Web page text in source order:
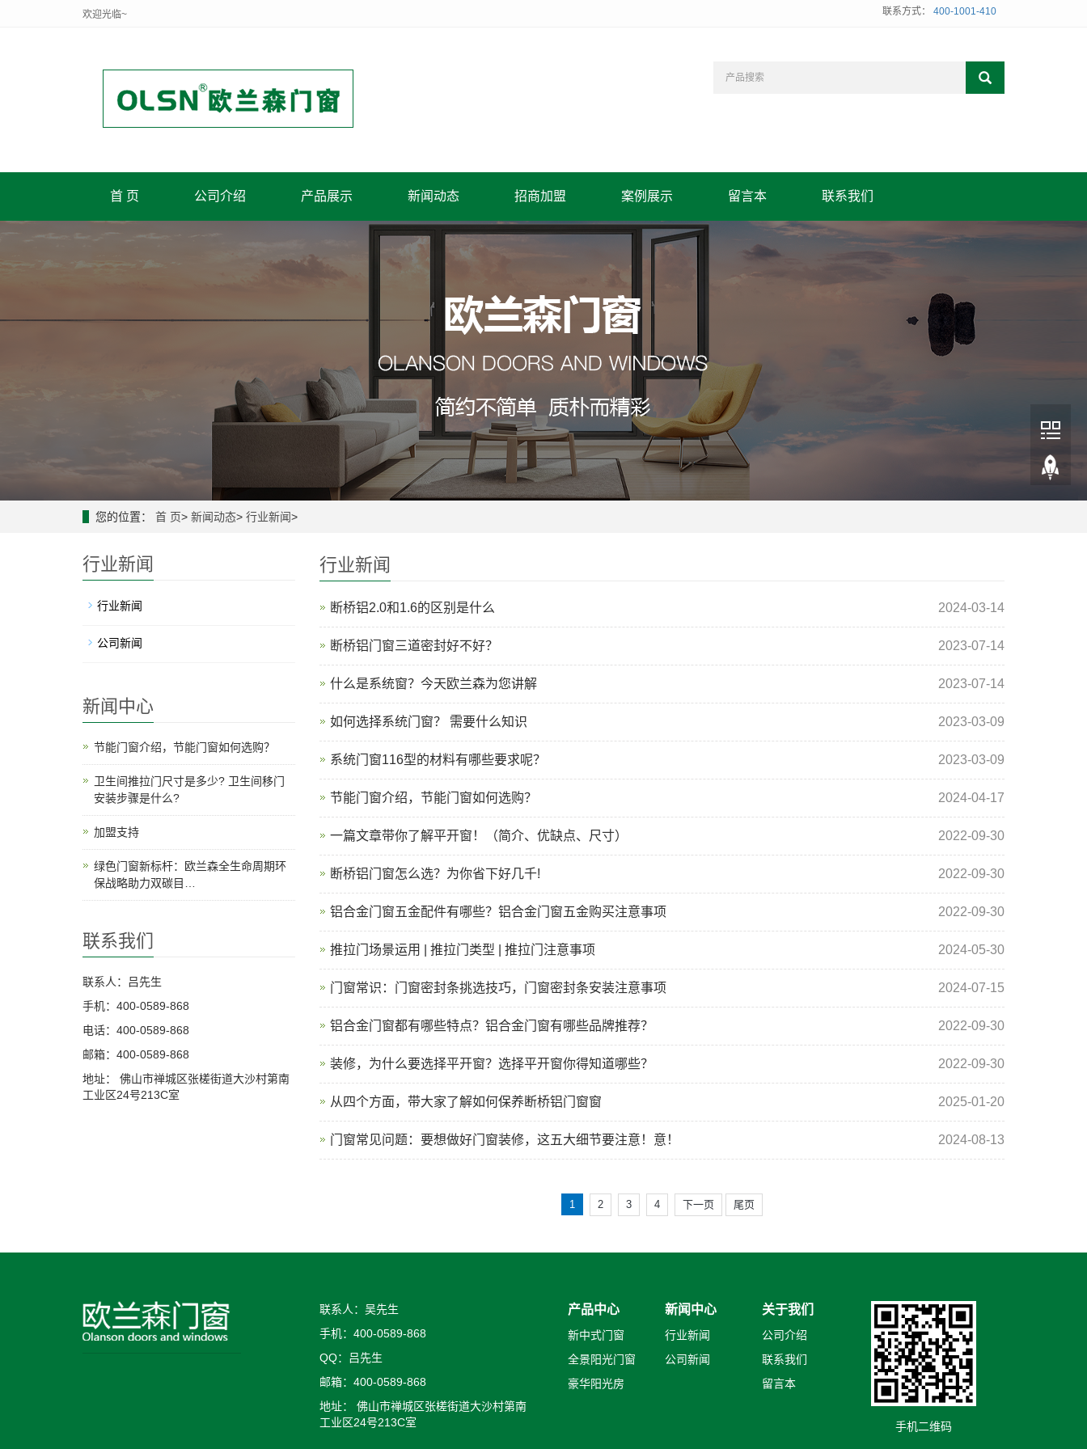
欢迎光临~ 联系方式： 400-1001-410
首 页 公司介绍 产品展示 新闻动态 招商加盟 案例展示 留言本 联系我们
您的位置： 首 页> 新闻动态> 行业新闻>
行业新闻
断桥铝2.0和1.6的区别是什么 2024-03-14
断桥铝门窗三道密封好不好？ 2023-07-14
什么是系统窗？今天欧兰森为您讲解 2023-07-14
如何选择系统门窗？ 需要什么知识 2023-03-09
系统门窗116型的材料有哪些要求呢？ 2023-03-09
节能门窗介绍，节能门窗如何选购？ 2024-04-17
一篇文章带你了解平开窗！（简介、优缺点、尺寸） 2022-09-30
断桥铝门窗怎么选？为你省下好几千! 2022-09-30
铝合金门窗五金配件有哪些？铝合金门窗五金购买注意事项 2022-09-30
推拉门场景运用 | 推拉门类型 | 推拉门注意事项 2024-05-30
门窗常识：门窗密封条挑选技巧，门窗密封条安装注意事项 2024-07-15
铝合金门窗都有哪些特点？铝合金门窗有哪些品牌推荐？ 2022-09-30
装修，为什么要选择平开窗？选择平开窗你得知道哪些？ 2022-09-30
从四个方面，带大家了解如何保养断桥铝门窗窗 2025-01-20
门窗常见问题：要想做好门窗装修，这五大细节要注意！意！ 2024-08-13
1 2 3 4 下一页 尾页
行业新闻
行业新闻
公司新闻
新闻中心
节能门窗介绍，节能门窗如何选购？
卫生间推拉门尺寸是多少? 卫生间移门
安装步骤是什么?
加盟支持
绿色门窗新标杆：欧兰森全生命周期环
保战略助力双碳目…
联系我们
联系人：吕先生
手机：400-0589-868
电话：400-0589-868
邮箱：400-0589-868
地址： 佛山市禅城区张槎街道大沙村第南
工业区24号213C室
联系人：吴先生
手机：400-0589-868
QQ：吕先生
邮箱：400-0589-868
地址： 佛山市禅城区张槎街道大沙村第南
工业区24号213C室
产品中心
新中式门窗
全景阳光门窗
豪华阳光房
新闻中心
行业新闻
公司新闻
关于我们
公司介绍
联系我们
留言本
手机二维码